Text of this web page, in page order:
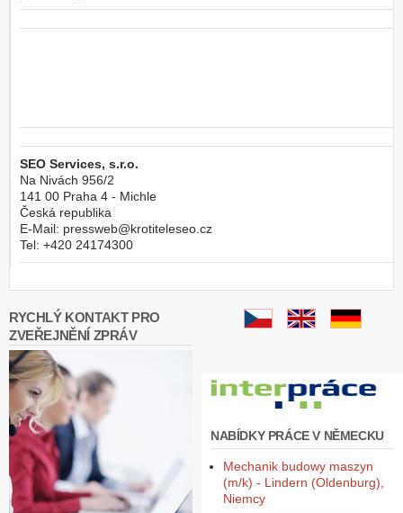
SEO Services, s.r.o.
Na Nivách 956/2
141 00 Praha 4 - Michle
Česká republika
E-Mail: pressweb@krotiteleseo.cz
Tel: +420 24174300
RYCHLÝ KONTAKT PRO
ZVEŘEJNĚNÍ ZPRÁV
NABÍDKY PRÁCE V NĚMECKU
Mechanik budowy maszyn
(m/k) - Lindern (Oldenburg),
Niemcy